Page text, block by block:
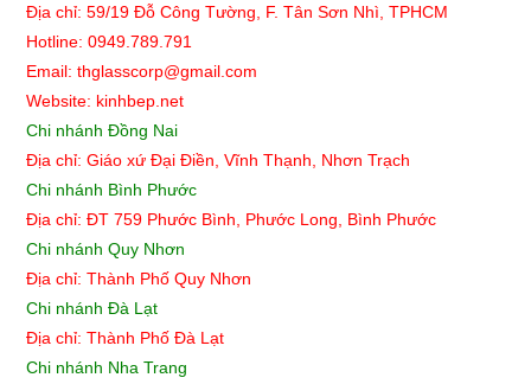
Địa chỉ: 59/19 Đỗ Công Tường, F. Tân Sơn Nhì, TPHCM
Hotline: 0949.789.791
Email: thglasscorp@gmail.com
Website: kinhbep.net
Chi nhánh Đồng Nai
Địa chỉ: Giáo xứ Đại Điền, Vĩnh Thạnh, Nhơn Trạch
Chi nhánh Bình Phước
Địa chỉ: ĐT 759 Phước Bình, Phước Long, Bình Phước
Chi nhánh Quy Nhơn
Địa chỉ: Thành Phố Quy Nhơn
Chi nhánh Đà Lạt
Địa chỉ: Thành Phố Đà Lạt
Chi nhánh Nha Trang